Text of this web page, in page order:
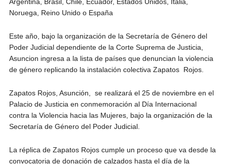
Noruega, Reino Unido o España
Este año, bajo la organización de la Secretaría de Género del
Poder Judicial dependiente de la Corte Suprema de Justicia,
Asuncion ingresa a la lista de países que denuncian la violencia
de género replicando la instalación colectiva Zapatos Rojos.
Zapatos Rojos, Asunción, se realizará el 25 de noviembre en el
Palacio de Justicia en conmemoración al Día Internacional
contra la Violencia hacia las Mujeres, bajo la organización de la
Secretaría de Género del Poder Judicial.
La réplica de Zapatos Rojos cumple un proceso que va desde la
convocatoria de donación de calzados hasta el día de la